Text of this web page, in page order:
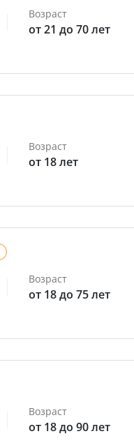
Возраст
от 21 до 70 лет
Возраст
от 18 лет
Возраст
от 18 до 75 лет
Возраст
от 18 до 90 лет